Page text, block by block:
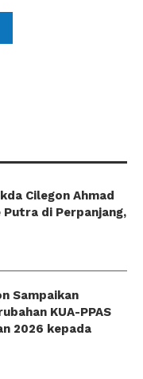
Cilegon Ahmad
Putra di Perpanjang,
Sampaikan
KUA-PPAS
2026 kepada